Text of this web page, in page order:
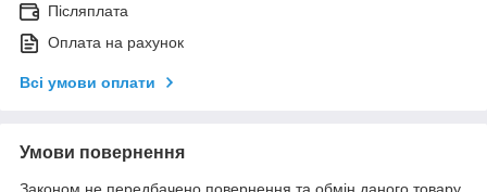
Післяплата
Оплата на рахунок
Всі умови оплати
Умови повернення